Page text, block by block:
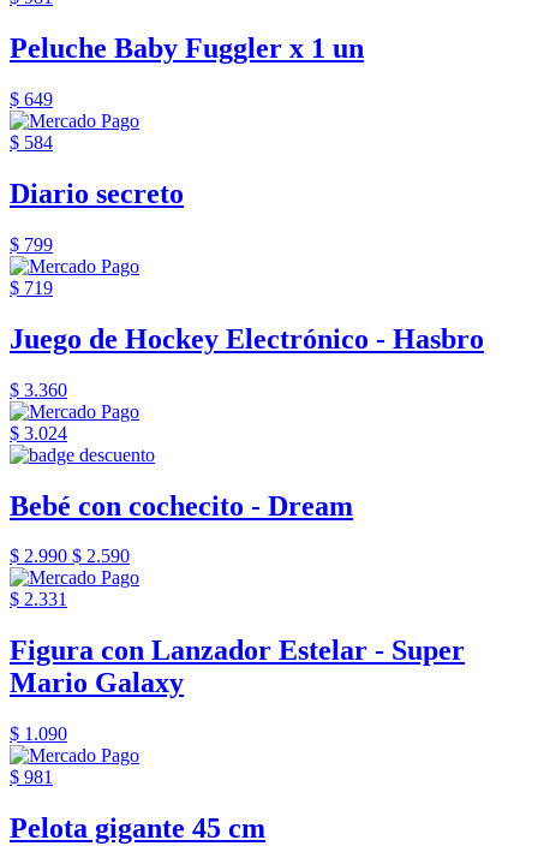
Peluche Baby Fuggler x 1 un
$ 649
$ 584
Diario secreto
$ 799
$ 719
Juego de Hockey Electrónico - Hasbro
$ 3.360
$ 3.024
Bebé con cochecito - Dream
$ 2.990 $ 2.590
$ 2.331
Figura con Lanzador Estelar - Super
Mario Galaxy
$ 1.090
$ 981
Pelota gigante 45 cm